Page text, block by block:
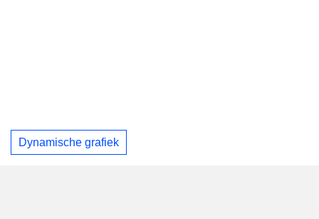
Dynamische grafiek